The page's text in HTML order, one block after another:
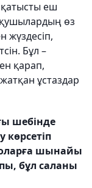
қатысты еш
өз
жүздесіп,
Бұл –
қарап,
ұстаздар
шебінде
көрсетіп
оларға шынайы
бұл саланы